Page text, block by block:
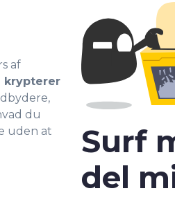
af
krypterer
du
uden at
Surf
del